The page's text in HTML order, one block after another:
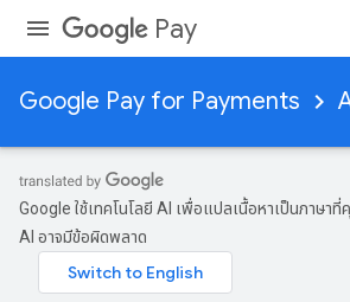
Pay
Google Pay for Payments
Google ใช้เทคโนโลยี AI เพื่อแปลเนื้อหาเป็นภาษา
AI อาจมีข้อผิดพลาด